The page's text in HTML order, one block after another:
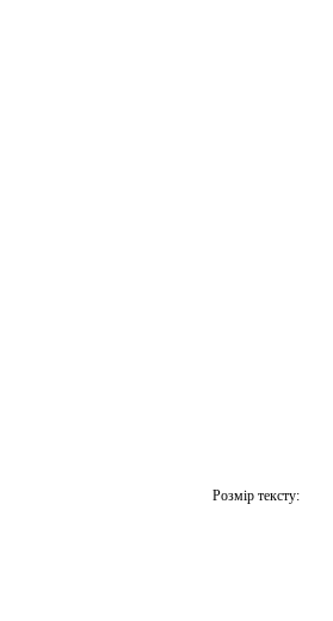
Розмір тексту: